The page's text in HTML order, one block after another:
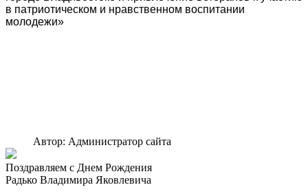
в патриотическом и нравственном воспитании
молодежи»
Автор: Администратор сайта
Поздравляем с Днем Рождения
Радько Владимира Яковлевича